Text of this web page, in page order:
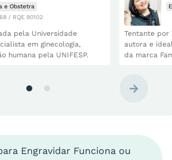
e Obstetra
/ RQE 90102
pela Universidade
em ginecologia,
humana pela UNIFESP.
Tentante por
autora e
da marca
Engravidar Funciona ou